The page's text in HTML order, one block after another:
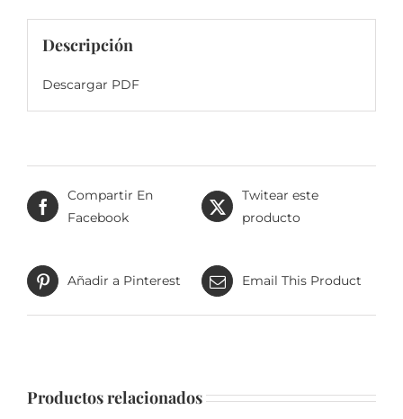
Descripción
Descargar PDF
Compartir En
Facebook
Twitear este
producto
Añadir a Pinterest Email This Product
Productos relacionados